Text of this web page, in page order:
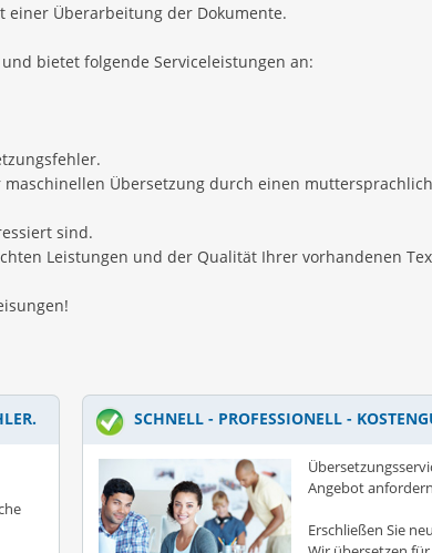
einer Überarbeitung der Dokumente.
bietet folgende Serviceleistungen an:
Übersetzung durch einen
sind.
Leistungen und der Qualität Ihrer vorhandenen
SCHNELL - PROFESSIONELL -
Angebot
Erschließen Sie